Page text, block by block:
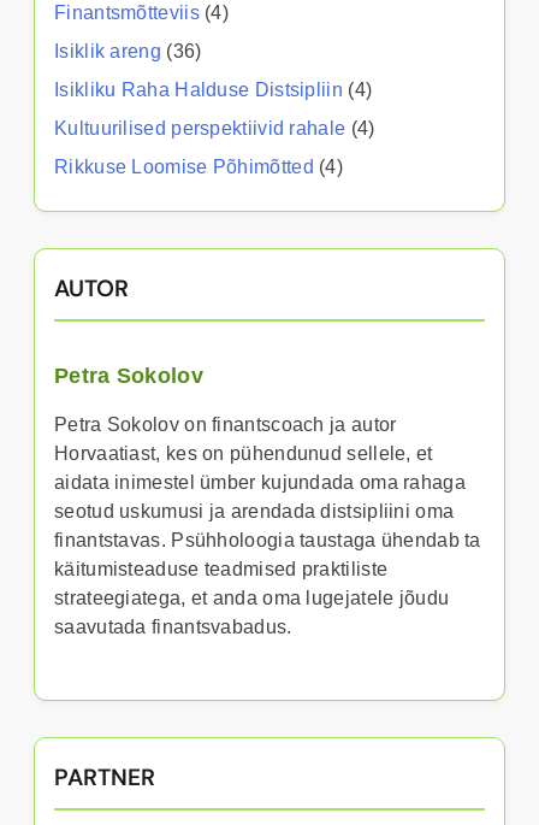
Finantsmõtteviis(4)
Isiklik areng (36)
Isikliku Raha Halduse Distsipliin (4)
Kultuurilised perspektiivid rahale (4)
Rikkuse Loomise Põhimõtted (4)
AUTOR
Petra Sokolov
Petra Sokolov on finantscoach ja autor
Horvaatiast, kes on pühendunud sellele, et
aidata inimestel ümber kujundada oma rahaga
seotud uskumusi ja arendada distsipliini oma
finantstavas. Psühholoogia taustaga ühendab ta
käitumisteaduse teadmised praktiliste
strateegiatega, et anda oma lugejatele jõudu
saavutada finantsvabadus.
PARTNER